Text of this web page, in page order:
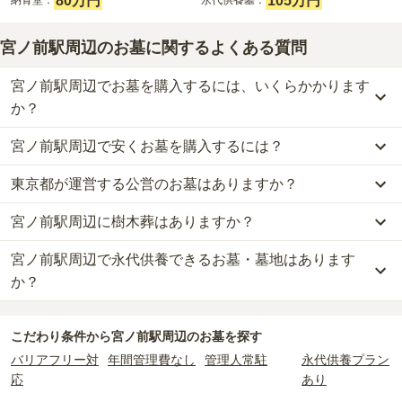
宮ノ前駅周辺のお墓に関するよくある質問
宮ノ前駅周辺でお墓を購入するには、いくらかかります
か？
宮ノ前駅周辺での購入費用の目安は、一般墓が約282万円、樹木葬
が約71万円、納骨堂が約80万円、永代供養墓が約105万円です。
一般墓を建てる場合は、「永代使用料（土地代）」と「墓石代」の
2つが主な費用となります。
宮ノ前駅周辺の一般墓の永代使用料の平均は
で、墓石代は
さ・素材によって変わります。
樹木葬・納骨堂・永代供養墓は、基本的に墓石代がかからず、永代
なお、お墓によっては以下の費用が別途かかる場合があります。
・開眼法要の費用：お墓を新しく建てた際に行う儀式のための費
用。僧侶に渡すお布施がかかります。
宮ノ前駅周辺で安くお墓を購入するには？
宮ノ前駅周辺で一番安価なお墓は、龍燈山 貞香院 木余り 性翁寺
の
一般墓で、35万円(墓石代別)からお求めいただけます。
一般的に最も費用を抑えられるのは、他の方のご遺骨と一緒に埋葬
する「合祀墓（ごうしぼ）」と呼ばれるタイプです。個別のお墓に
比べて省スペースで管理の手間がかからないため、費用が安く設定
されています。
価格の目安は、1名あたり5万円〜30万円程度です。
宮ノ前駅周辺で安価なお墓を探したい場合は、
替えてお墓を探すのがおすすめです。
東京都が運営する公営のお墓はありますか？
宮ノ前駅周辺には、公営の霊園の掲載がありません。
一方で、東京都内には、県または市区町村が運営する公営の霊園が
16 件あります。
公営霊園は民営の霊園と異なり、契約にあたって応募資格が設けら
主な条件として、遺骨がすでにある、該当の市区町村に一定年数以
上住んでいるなどが挙げられます。
条件を満たさない場合は、申し込み自体ができないことも多いた
宮ノ前駅周辺に樹木葬はありますか？
宮ノ前駅周辺には、1件の樹木葬があります。
詳しくは、
宮ノ前駅周辺で永代供養できるお墓・墓地はあります
か？
詳しくは、宮ノ前駅周辺の永代供養の一覧をご覧ください。
こだわり条件から宮ノ前駅周辺のお墓を探す
バリアフリー対
応
年間管理費なし 管理人常駐
永代供養プラン
あり